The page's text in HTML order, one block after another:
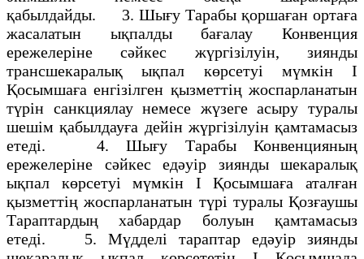
қабылдайды. 3. Шығу Тарабы қоршаған ортаға
жасалатын ықпалды бағалау Конвенция
ережелерiне сәйкес жүргiзiлуiн, зиянды
трансшекаралық ықпал көрсетуi мүмкiн I
Қосымшаға енгiзiлген қызметтің жоспарланатын
түрiн санкциялау немесе жүзеге асыру туралы
шешiм қабылдауға дейiн жүргізiлуiн қамтамасыз
етедi. 4. Шығу Тарабы Конвенцияның
ережелерiне сәйкес едәуiр зиянды шекаралық
ықпал көрсетуi мүмкiн I Қосымшаға аталған
қызметтің жоспарланатын түрi туралы Қозғаушы
Тараптардың хабардар болуын қамтамасыз
етедi. 5. Мүдделi тараптар едәуiр зиянды